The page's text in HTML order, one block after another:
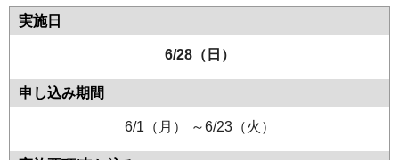
6/28（日）
6/1（月） ～6/23（火）